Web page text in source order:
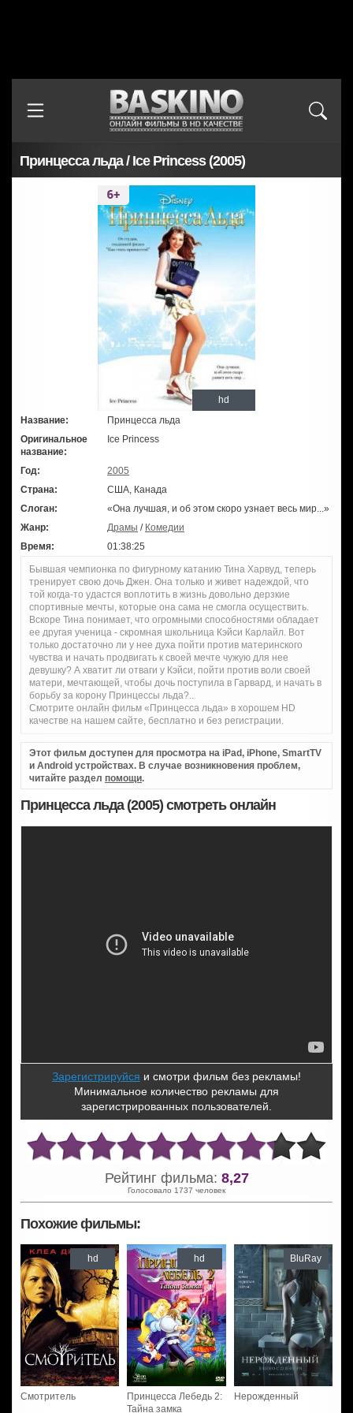
Принцесса льда / Ice Princess (2005)
hd
Название:
Принцесса льда
Оригинальное
название:
Ice Princess
Год:
2005
Страна:
США, Канада
Слоган:
«Она лучшая, и об этом скоро узнает весь мир...»
Жанр:
Драмы / Комедии
Время:
01:38:25
Бывшая чемпионка по фигурному катанию Тина Харвуд, теперь
тренирует свою дочь Джен. Она только и живет надеждой, что
той когда-то удастся воплотить в жизнь довольно дерзкие
спортивные мечты, которые она сама не смогла осуществить.
Вскоре Тина понимает, что огромными способностями обладает
ее другая ученица - скромная школьница Кэйси Карлайл. Вот
только достаточно ли у нее духа пойти против материнского
чувства и начать продвигать к своей мечте чужую для нее
девушку? А хватит ли отваги у Кэйси, пойти против воли своей
матери, мечтающей, чтобы дочь поступила в Гарвард, и начать в
борьбу за корону Принцессы льда?..
Смотрите онлайн фильм «Принцесса льда» в хорошем HD
качестве на нашем сайте, бесплатно и без регистрации.
Этот фильм доступен для просмотра на iPad, iPhone, SmartTV
и Android устройствах. В случае возникновения проблем,
читайте раздел помощи.
Принцесса льда (2005) смотреть онлайн
Зарегистрируйся и смотри фильм без рекламы!
Минимальное количество рекламы для
зарегистрированных пользователей.
Рейтинг фильма: 8,27
Голосовало 1737 человек
Похожие фильмы:
Смотритель
hd
Принцесса Лебедь 2:
Тайна замка
hd
Нерожденный
BluRay